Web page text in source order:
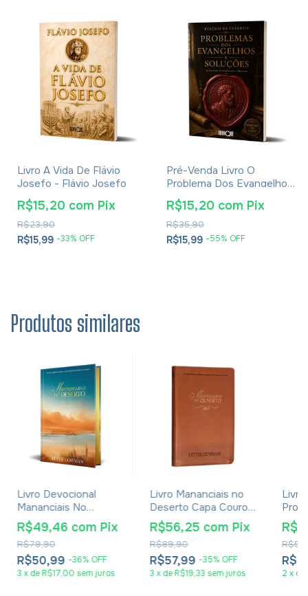
Livro A Vida De Flávio
Josefo - Flávio Josefo
R$15,99 -33% OFF
R$23,90
R$15,20 com Pix
Pré-Venda Livro O
Problema Dos Evangelhos
E Soluções- Eusébio De
Cesareia
R$15,99 -55% OFF
R$35,90
R$15,20 com Pix
Produtos similares
Livro Devocional
Mananciais No
Deserto Edição
Especial Capa Dura -
Lettie Cowman
R$50,99 -36% OFF
R$79,90
R$49,46 com Pix
3 xdeR$17,00 sem juros
Livro Mananciais no
Deserto Capa Couro -
Lettie Cowman
R$57,99 -35% OFF
R$89,90
R$56,25 com Pix
3 xdeR$19,33 sem juros
Livro
2 x de